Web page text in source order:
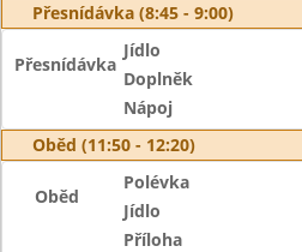
Přesnídávka (8:45 - 9:00)
Přesnídávka
Jídlo
Doplněk
Nápoj
Oběd (11:50 - 12:20)
Oběd
Polévka
Jídlo
Příloha